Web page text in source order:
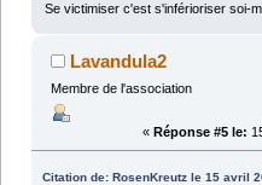
Se victimiser c'est s'inférioriser soi-
Lavandula2
Membre de l'association
« Réponse #5 le:
Citation de: RosenKreutz le 15 avril